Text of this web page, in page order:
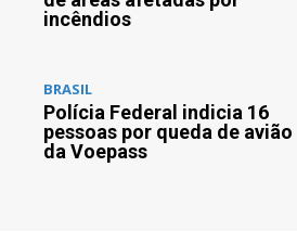
incêndios
BRASIL
Polícia Federal indicia 16
pessoas por queda de avião
da Voepass